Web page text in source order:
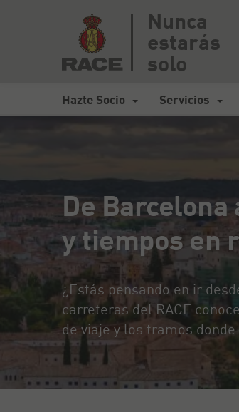
Nunca
estarás
solo
Hazte Socio Servicios
Inicio>Mapa de carreteras España >De
De
y tiempos en
¿Estás pensando en ir
carreteras del RACE
de viaje y los tramos